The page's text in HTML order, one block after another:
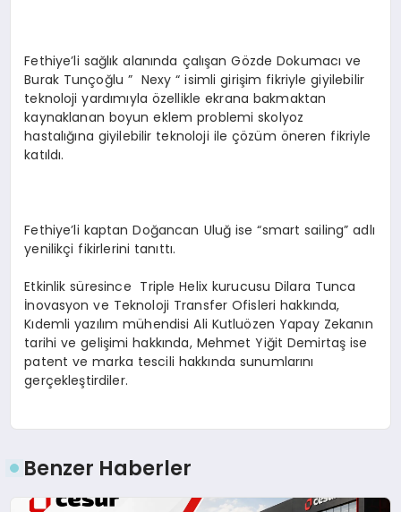
Fethiye’li sağlık alanında çalışan Gözde Dokumacı ve
Burak Tunçoğlu ” Nexy “ isimli girişim fikriyle giyilebilir
teknoloji yardımıyla özellikle ekrana bakmaktan
kaynaklanan boyun eklem problemi skolyoz
hastalığına giyilebilir teknoloji ile çözüm öneren fikriyle
katıldı.
Fethiye’li kaptan Doğancan Uluğ ise “smart sailing” adlı
yenilikçi fikirlerini tanıttı.
Etkinlik süresince Triple Helix kurucusu Dilara Tunca
İnovasyon ve Teknoloji Transfer Ofisleri hakkında,
Kıdemli yazılım mühendisi Ali Kutluözen Yapay Zekanın
tarihi ve gelişimi hakkında, Mehmet Yiğit Demirtaş ise
patent ve marka tescili hakkında sunumlarını
gerçekleştirdiler.
Benzer Haberler